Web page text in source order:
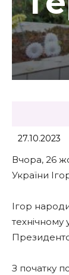
27.10.2023
Вчора, 26
України
Ігор
технічному
З початку